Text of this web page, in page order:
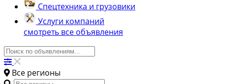
Спецтехника и грузовики
Услуги компаний
смотреть все объявления
Все регионы